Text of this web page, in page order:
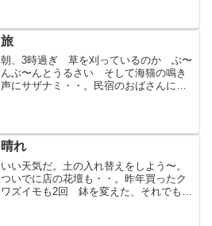
焼けした観葉植物とベランダ...
旅
朝、3時過ぎ 草を刈っているのか ぶ〜
んぶ〜んとうるさい そして海猫の鳴き
声にサザナミ・・。民宿のおばさんに聞
月・・。遊ぶ時は痛くないの...
晴れ
いい天気だ。土の入れ替えをしよう〜。
ついでに店の花壇も・・。昨年買ったク
ワズイモも2回 鉢を変えた、それでも大